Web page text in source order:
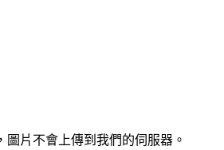
片不會上傳到我們的伺服器。